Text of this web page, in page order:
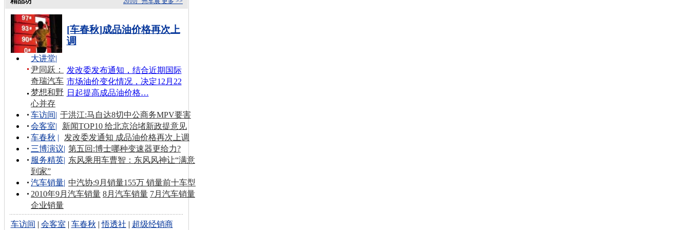
[车春秋]成品油价格再次上
调
发改委发布通知，结合近期国际
市场油价变化情况，决定12月22
日起提高成品油价格…
大讲堂|
尹同跃：
奇瑞汽车
梦想和野
心并存
车访间| 于洪江:马自达8切中公商务MPV要害
会客室|
新闻TOP10 给北京治堵新政提意见
车春秋 |
发改委发通知 成品油价格再次上调
三博演议| 第五回:博士哪种变速器更给力?
服务精英| 东风乘用车曹智：东风风神让“满意
到家”
汽车销量| 中汽协:9月销量155万 销量前十车型
2010年9月汽车销量 8月汽车销量 7月汽车销量
企业销量
车访间 | 会客室 | 车春秋 |悟透社 | 超级经销商